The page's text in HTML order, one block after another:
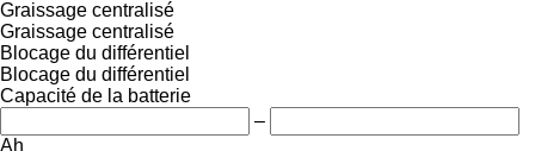
Graissage centralisé
Graissage centralisé
Blocage du différentiel
Blocage du différentiel
Capacité de la batterie
–
Ah